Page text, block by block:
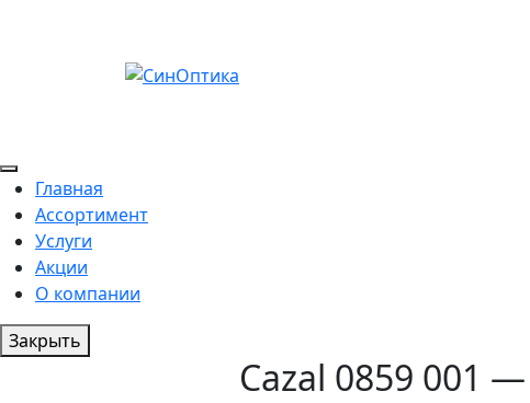
Главная
Ассортимент
Услуги
Акции
О компании
Закрыть
Cazal 0859 001